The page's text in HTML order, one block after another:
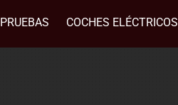
PRUEBAS COCHES ELÉCTRICOS